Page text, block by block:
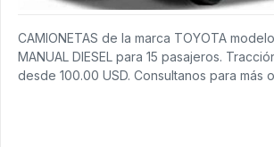
CAMIONETAS de la marca TOYOTA
MANUAL DIESEL para 15 pasajeros.
desde 100.00 USD. Consultanos para más